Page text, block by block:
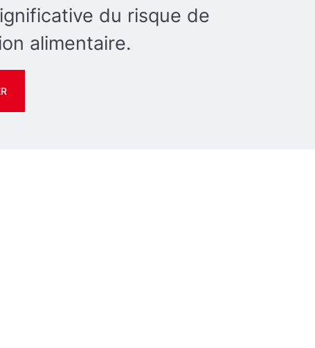
du risque de
alimentaire.